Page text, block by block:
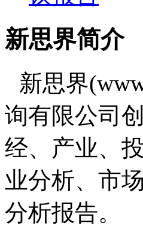
新思界简介
新思界
询有限公司
经、产业、
业分析、市
分析报告。